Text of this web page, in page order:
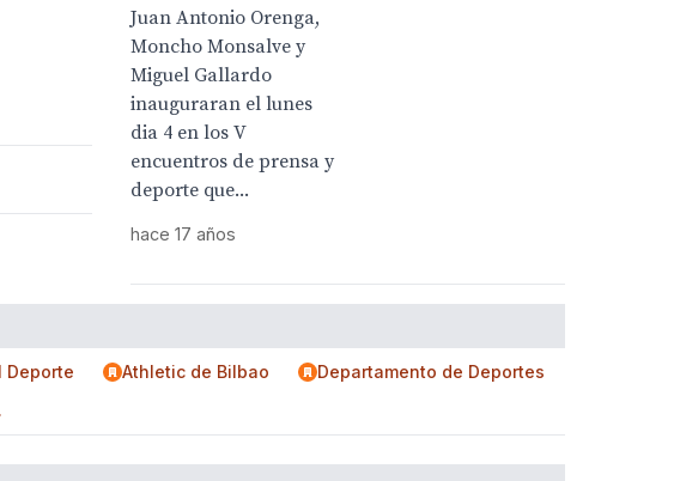
Juan Antonio Orenga,
Moncho Monsalve y
Miguel Gallardo
inauguraran el lunes
dia 4 en los V
encuentros de prensa y
deporte que...
hace 17 años
Deporte Athletic de Bilbao
Departamento de Deportes